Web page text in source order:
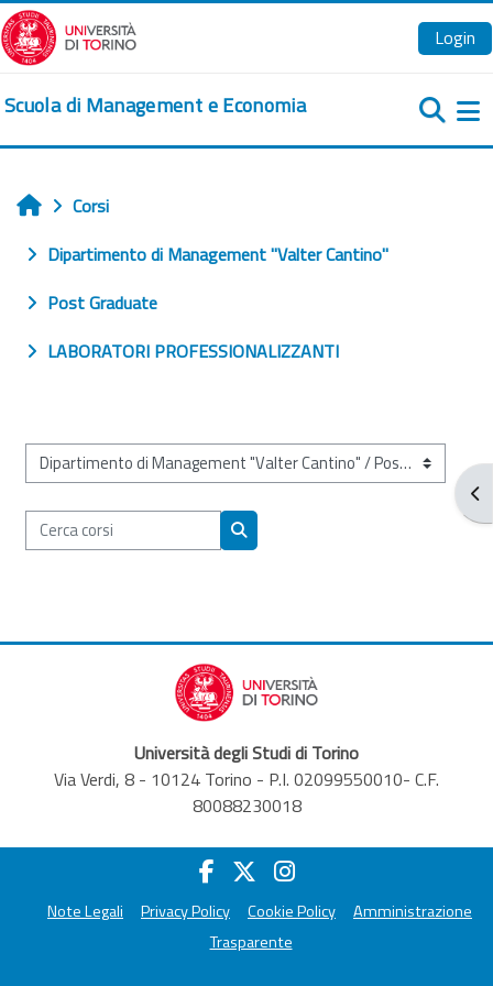
Vai al contenuto principale
Login
Scuola di Management e Economia
Home
Corsi
Dipartimento di Management "Valter Cantino"
Post Graduate
LABORATORI PROFESSIONALIZZANTI
Categorie di corso
Cerca corsi
Cerca corsi
Università degli Studi di Torino
Via Verdi, 8 - 10124 Torino - P.I. 02099550010- C.F.
80088230018
Note Legali Privacy Policy Cookie Policy
Amministrazione
Trasparente